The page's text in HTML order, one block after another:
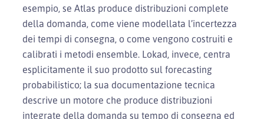
esempio, se Atlas produce distribuzioni complete
della domanda, come viene modellata l’incertezza
dei tempi di consegna, o come vengono costruiti e
calibrati i metodi ensemble. Lokad, invece, centra
esplicitamente il suo prodotto sul forecasting
probabilistico; la sua documentazione tecnica
descrive un motore che produce distribuzioni
integrate della domanda su tempo di consegna ed